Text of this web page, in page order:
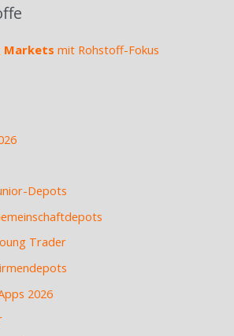
Markets mit Rohstoff-Fokus
Depots
Trader
2026